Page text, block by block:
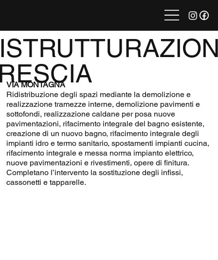
VIA MONTAGNA
Ridistribuzione degli spazi mediante la demolizione e
realizzazione tramezze interne, demolizione pavimenti e
sottofondi, realizzazione caldane per posa nuove
pavimentazioni, rifacimento integrale del bagno esistente,
creazione di un nuovo bagno, rifacimento integrale degli
impianti idro e termo sanitario, spostamenti impianti cucina,
rifacimento integrale e messa norma impianto elettrico,
nuove pavimentazioni e rivestimenti, opere di finitura.
Completano l’intervento la sostituzione degli infissi,
cassonetti e tapparelle.